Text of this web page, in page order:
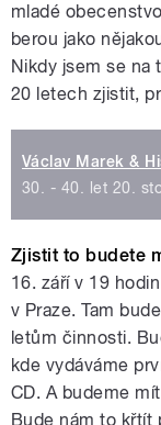
mladé
berou jako
Nikdy jsem se na
20 letech zjistit,
Václav Marek &
30. - 40. let 20.
Zjistit to budete
16. září v 19
v Praze. Tam
letům činnosti.
kde vydáváme
CD. A budeme
Bude nám to křtít